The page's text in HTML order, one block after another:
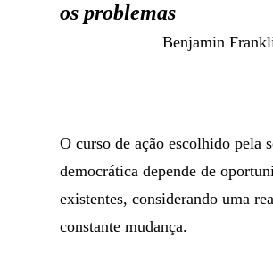
os problemas
Benjamin
O curso de ação escolhido pela
democrática depende de
existentes, considerando uma
constante mudança.